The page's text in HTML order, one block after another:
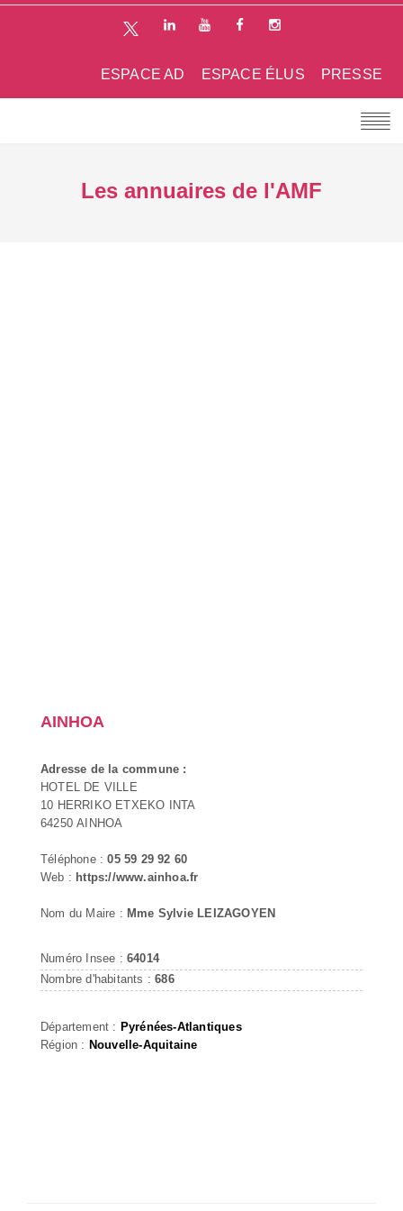
PRESSE
ESPACE ÉLUS
ESPACE AD
Les annuaires de l'AMF
AINHOA
Adresse de la commune :
HOTEL DE VILLE
10 HERRIKO ETXEKO INTA
64250 AINHOA
Téléphone :05 59 29 92 60
Web : https://www.ainhoa.fr
Nom du Maire : Mme Sylvie LEIZAGOYEN
Numéro Insee : 64014
Nombre d'habitants :686
Département : Pyrénées-Atlantiques
Région : Nouvelle-Aquitaine